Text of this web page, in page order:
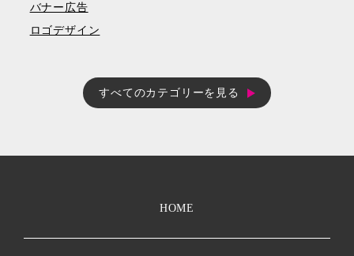
バナー広告
ロゴデザイン
すべてのカテゴリーを見る
HOME